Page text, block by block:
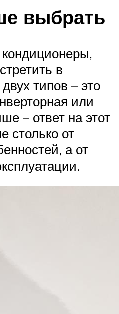
выбрать
в
типов – это
или
– ответ на этот
столько от
а от